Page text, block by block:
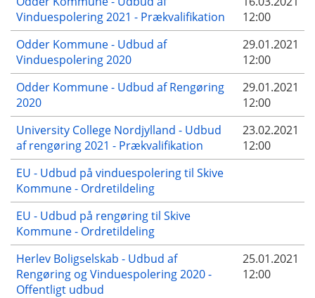
Vinduespolering 2021 - Prækvalifikation
12:00
Odder Kommune - Udbud af
Vinduespolering 2020
29.01.2021
12:00
Odder Kommune - Udbud af Rengøring
2020
29.01.2021
12:00
University College Nordjylland - Udbud
af rengøring 2021 - Prækvalifikation
23.02.2021
12:00
EU - Udbud på vinduespolering til Skive
Kommune - Ordretildeling
EU - Udbud på rengøring til Skive
Kommune - Ordretildeling
Herlev Boligselskab - Udbud af
Rengøring og Vinduespolering 2020 -
Offentligt udbud
25.01.2021
12:00